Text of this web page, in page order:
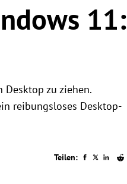
11:
zu ziehen.
reibungsloses Desktop-
Teilen: